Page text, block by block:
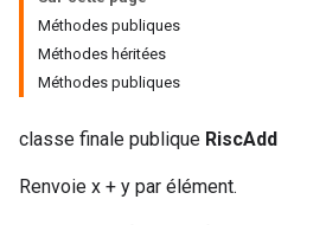
Méthodes publiques
Méthodes héritées
Méthodes publiques
classe finale publique RiscAdd
Renvoie x + y par élément.